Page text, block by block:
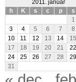
2011. január
h
K s c p s
1
3
4 5 6 7 8
10
11 12 13 14 15
17
18 19 20 21 22
24
25 26 27 28 29
31